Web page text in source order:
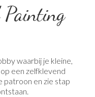
waarbij je kleine,
een zelfklevend
patroon en zie stap